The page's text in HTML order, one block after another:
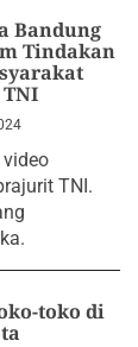
Bandung
Tindakan
TNI.
toko di